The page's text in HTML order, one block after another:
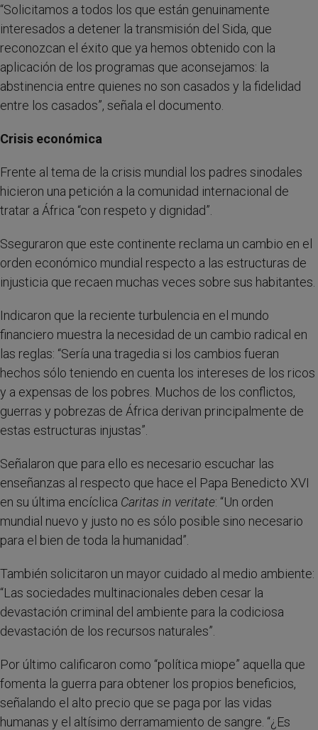
“Solicitamos a todos los que están genuinamente
interesados a detener la transmisión del Sida, que
reconozcan el éxito que ya hemos obtenido con la
aplicación de los programas que aconsejamos: la
abstinencia entre quienes no son casados y la fidelidad
entre los casados”, señala el documento.
Crisis económica
Frente al tema de la crisis mundial los padres sinodales
hicieron una petición a la comunidad internacional de
tratar a África “con respeto y dignidad”.
Sseguraron que este continente reclama un cambio en el
orden económico mundial respecto a las estructuras de
injusticia que recaen muchas veces sobre sus habitantes.
Indicaron que la reciente turbulencia en el mundo
financiero muestra la necesidad de un cambio radical en
las reglas: “Sería una tragedia si los cambios fueran
hechos sólo teniendo en cuenta los intereses de los ricos
y a expensas de los pobres. Muchos de los conflictos,
guerras y pobrezas de África derivan principalmente de
estas estructuras injustas”.
Señalaron que para ello es necesario escuchar las
enseñanzas al respecto que hace el Papa Benedicto XVI
en su última encíclica Caritas in veritate: “Un orden
mundial nuevo y justo no es sólo posible sino necesario
para el bien de toda la humanidad”.
También solicitaron un mayor cuidado al medio ambiente:
“Las sociedades multinacionales deben cesar la
devastación criminal del ambiente para la codiciosa
devastación de los recursos naturales”.
Por último calificaron como “política miope” aquella que
fomenta la guerra para obtener los propios beneficios,
señalando el alto precio que se paga por las vidas
humanas y el altísimo derramamiento de sangre. “¿Es